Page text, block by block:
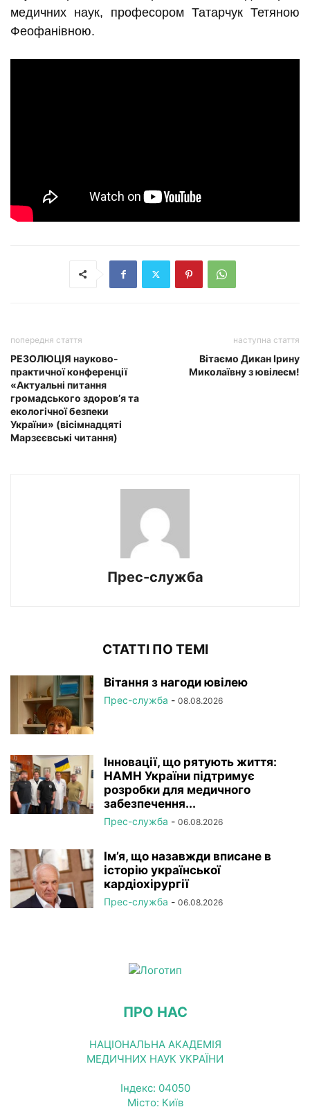
медичних наук, професором Татарчук Тетяною
Феофанівною.
попередня стаття
РЕЗОЛЮЦІЯ науково-
практичної конференції
«Актуальні питання
громадського здоров’я та
екологічної безпеки
України» (вісімнадцяті
Марзєєвські читання)
наступна стаття
Вітаємо Дикан Ірину
Миколаївну з ювілеєм!
Прес-служба
СТАТТІ ПО ТЕМІ
Вітання з нагоди ювілею
Прес-служба - 08.08.2026
Інновації, що рятують життя:
НАМН України підтримує
розробки для медичного
забезпечення...
Прес-служба - 06.08.2026
Ім’я, що назавжди вписане в
історію української
кардіохірургії
Прес-служба - 06.08.2026
ПРО НАС
НАЦІОНАЛЬНА АКАДЕМІЯ
МЕДИЧНИХ НАУК УКРАЇНИ
Індекс: 04050
Місто: Київ